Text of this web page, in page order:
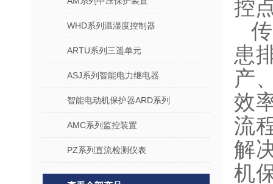
WHD系列温湿度控制器
ARTU系列三遥单元
ASJ系列智能电力继电器
智能电动机保护器ARD系列
AMC系列监控装置
PZ系列直流检测仪表
控
患
产
效
流
解
机